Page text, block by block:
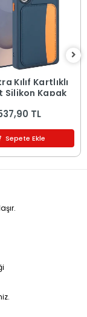
Kılıf Kartlıklı
Silikon Kapak
TL
Sepete Ekle